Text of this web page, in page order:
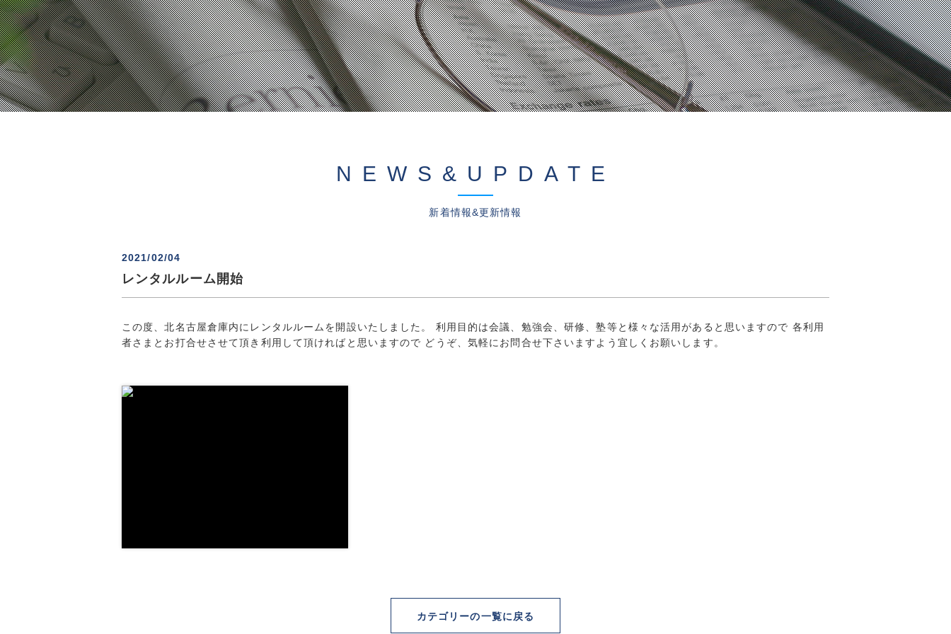
NEWS&UPDATE
新着情報&更新情報
2021/02/04
レンタルルーム開始
この度、北名古屋倉庫内にレンタルルームを開設いたしました。 利用目的は会議、勉強会、研修、塾等と様々な活用があると思いますので 各利用
者さまとお打合せさせて頂き利用して頂ければと思いますので どうぞ、気軽にお問合せ下さいますよう宜しくお願いします。
カテゴリーの一覧に戻る